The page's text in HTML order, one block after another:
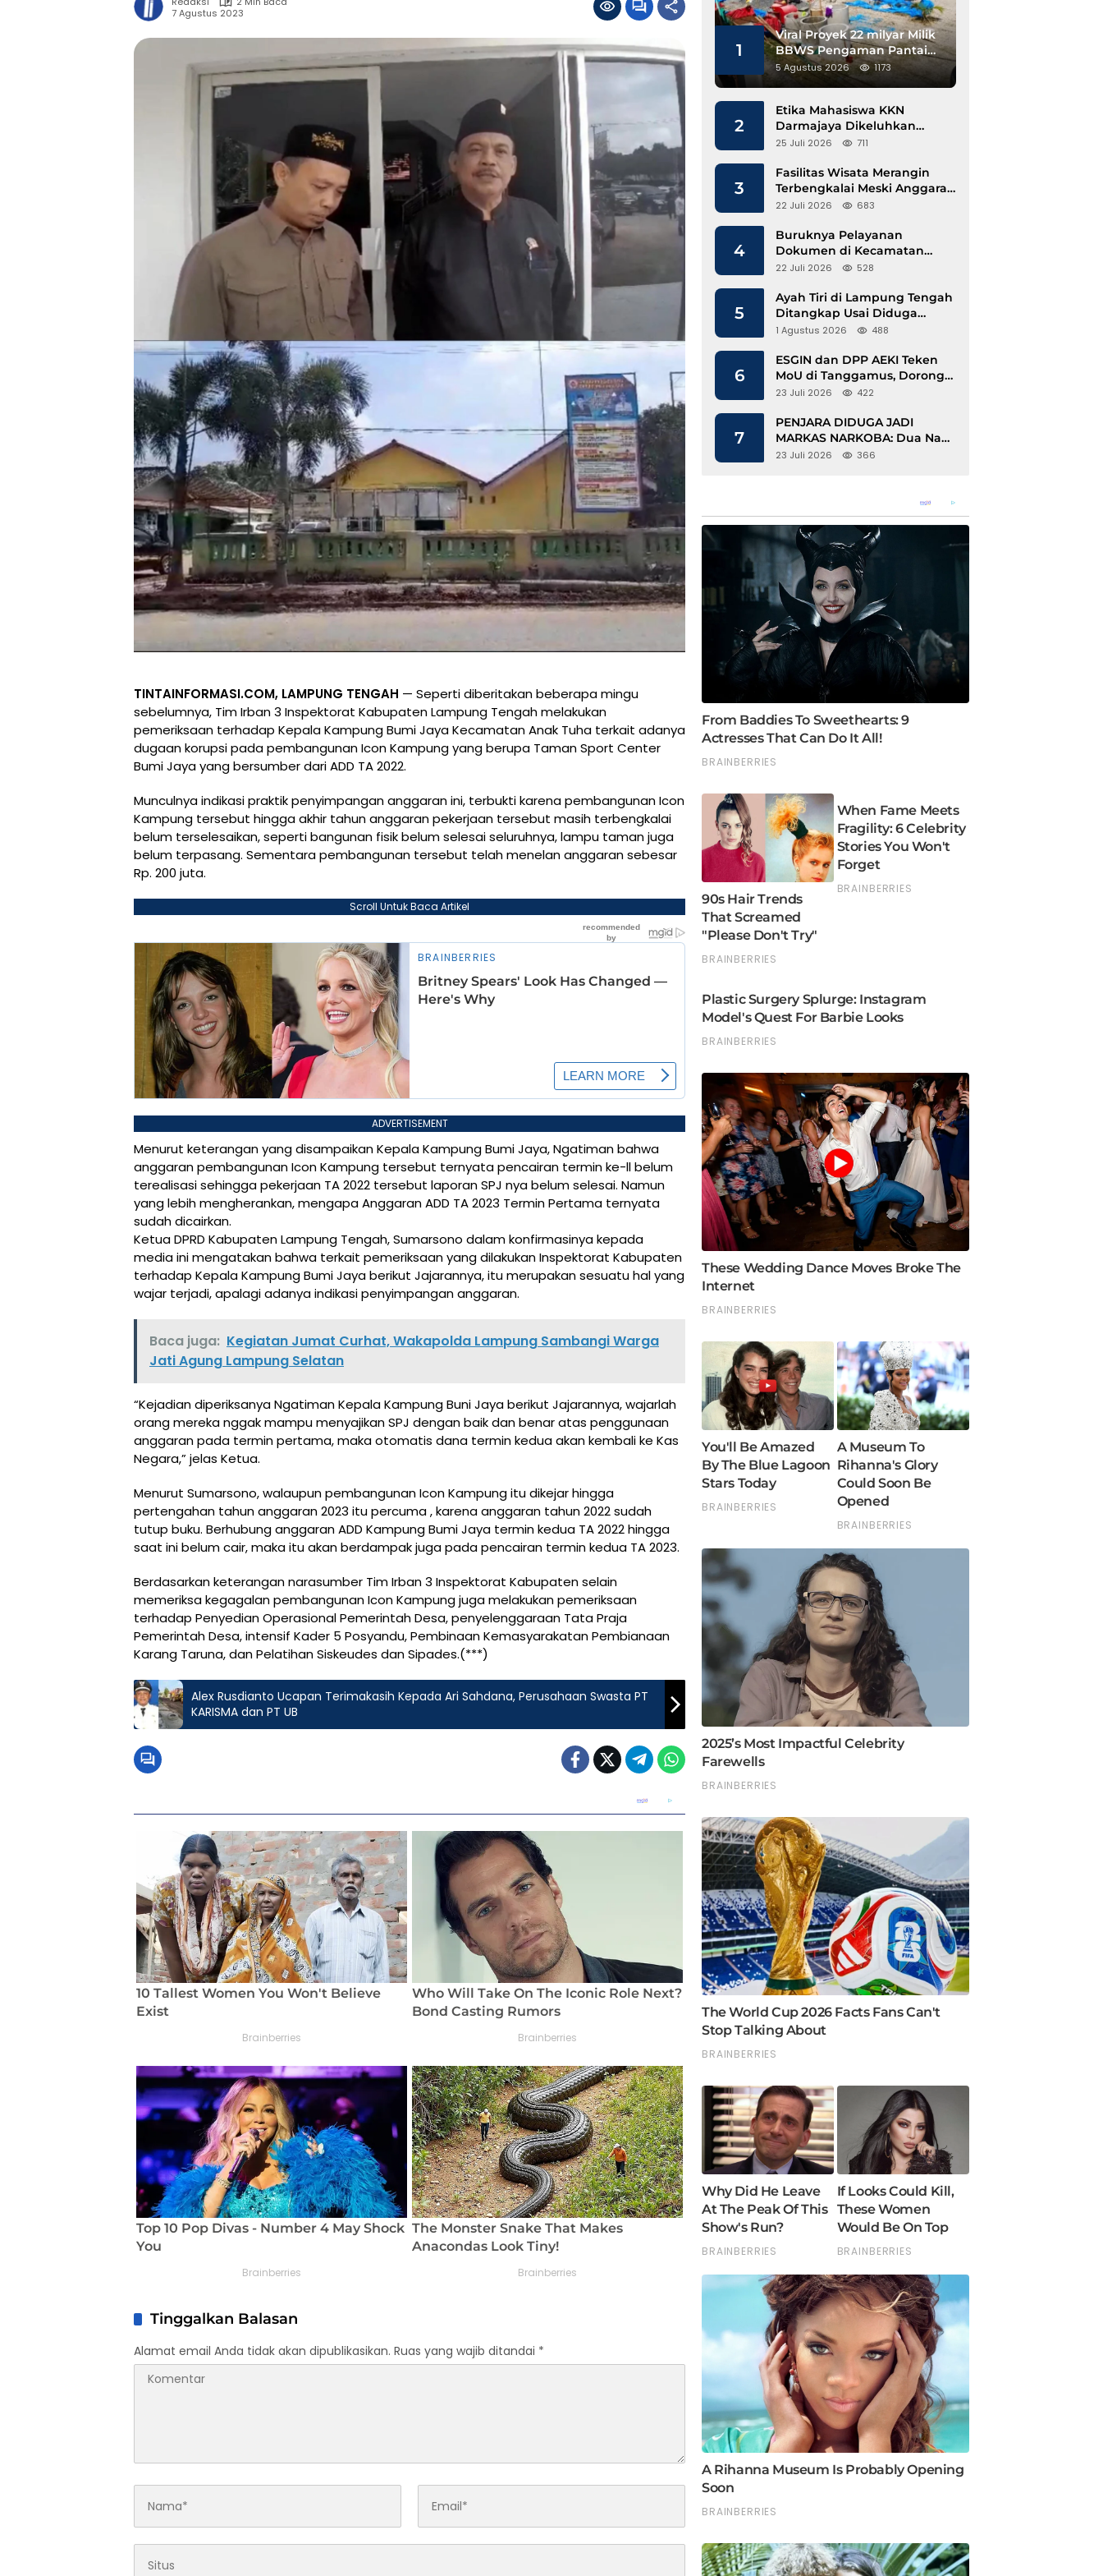
7 Agustus 2023
TINTAINFORMASI.COM, LAMPUNG TENGAH — Seperti diberitakan beberapa mingu
sebelumnya, Tim Irban 3 Inspektorat Kabupaten Lampung Tengah melakukan
pemeriksaan terhadap Kepala Kampung Bumi Jaya Kecamatan Anak Tuha terkait adanya
dugaan korupsi pada pembangunan Icon Kampung yang berupa Taman Sport Center
Bumi Jaya yang bersumber dari ADD TA 2022.
Munculnya indikasi praktik penyimpangan anggaran ini, terbukti karena pembangunan Icon
Kampung tersebut hingga akhir tahun anggaran pekerjaan tersebut masih terbengkalai
belum terselesaikan, seperti bangunan fisik belum selesai seluruhnya, lampu taman juga
belum terpasang. Sementara pembangunan tersebut telah menelan anggaran sebesar
Rp. 200 juta.
Scroll Untuk Baca Artikel
ADVERTISEMENT
Menurut keterangan yang disampaikan Kepala Kampung Bumi Jaya, Ngatiman bahwa
anggaran pembangunan Icon Kampung tersebut ternyata pencairan termin ke-ll belum
terealisasi sehingga pekerjaan TA 2022 tersebut laporan SPJ nya belum selesai. Namun
yang lebih mengherankan, mengapa Anggaran ADD TA 2023 Termin Pertama ternyata
sudah dicairkan.
Ketua DPRD Kabupaten Lampung Tengah, Sumarsono dalam konfirmasinya kepada
media ini mengatakan bahwa terkait pemeriksaan yang dilakukan Inspektorat Kabupaten
terhadap Kepala Kampung Bumi Jaya berikut Jajarannya, itu merupakan sesuatu hal yang
wajar terjadi, apalagi adanya indikasi penyimpangan anggaran.
Baca juga: Kegiatan Jumat Curhat, Wakapolda Lampung Sambangi Warga
Jati Agung Lampung Selatan
“Kejadian diperiksanya Ngatiman Kepala Kampung Buni Jaya berikut Jajarannya, wajarlah
orang mereka nggak mampu menyajikan SPJ dengan baik dan benar atas penggunaan
anggaran pada termin pertama, maka otomatis dana termin kedua akan kembali ke Kas
Negara,” jelas Ketua.
Menurut Sumarsono, walaupun pembangunan Icon Kampung itu dikejar hingga
pertengahan tahun anggaran 2023 itu percuma , karena anggaran tahun 2022 sudah
tutup buku. Berhubung anggaran ADD Kampung Bumi Jaya termin kedua TA 2022 hingga
saat ini belum cair, maka itu akan berdampak juga pada pencairan termin kedua TA 2023.
Berdasarkan keterangan narasumber Tim Irban 3 Inspektorat Kabupaten selain
memeriksa kegagalan pembangunan Icon Kampung juga melakukan pemeriksaan
terhadap Penyedian Operasional Pemerintah Desa, penyelenggaraan Tata Praja
Pemerintah Desa, intensif Kader 5 Posyandu, Pembinaan Kemasyarakatan Pembianaan
Karang Taruna, dan Pelatihan Siskeudes dan Sipades.(***)
Alex Rusdianto Ucapan Terimakasih Kepada Ari Sahdana, Perusahaan Swasta PT
KARISMA dan PT UB
Tinggalkan Balasan
Alamat email Anda tidak akan dipublikasikan. Ruas yang wajib ditandai *
1
Viral Proyek 22 milyar Milik
BBWS Pengaman Pantai
Pesisir Barat Diduga
Gunakan Besi Banci
5 Agustus 2026 1173
2
Etika Mahasiswa KKN
Darmajaya Dikeluhkan
Kepala Pekon Sinar Jawa
25 Juli 2026 711
3
Fasilitas Wisata Merangin
Terbengkalai Meski Anggaran
Perawatan Terus Mengalir
22 Juli 2026 683
4
Buruknya Pelayanan
Dokumen di Kecamatan
Pangkalan Susu, Kinerja
22 Juli 2026 528
5
Ayah Tiri di Lampung Tengah
Ditangkap Usai Diduga
Hamili Anak di Bawah Umur
1 Agustus 2026 488
6
ESGIN dan DPP AEKI Teken
MoU di Tanggamus, Dorong
Ekonomi Hijau Berbasis Kopi
23 Juli 2026 422
7
PENJARA DIDUGA JADI
MARKAS NARKOBA: Dua Napi
Rajabasa Bebas Gunakan HP,
23 Juli 2026 366